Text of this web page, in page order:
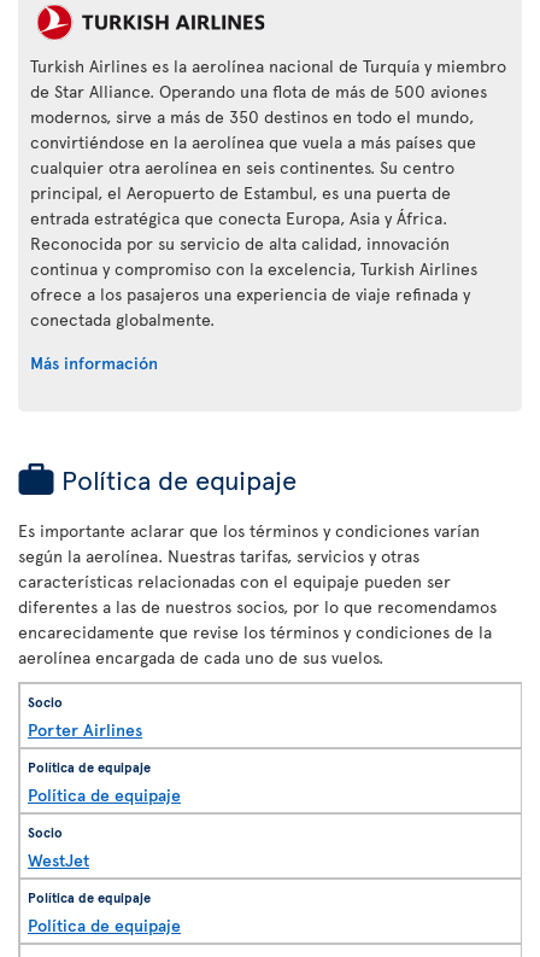
Turkish Airlines es la aerolínea nacional de Turquía y miembro
de Star Alliance. Operando una flota de más de 500 aviones
modernos, sirve a más de 350 destinos en todo el mundo,
convirtiéndose en la aerolínea que vuela a más países que
cualquier otra aerolínea en seis continentes. Su centro
principal, el Aeropuerto de Estambul, es una puerta de
entrada estratégica que conecta Europa, Asia y África.
Reconocida por su servicio de alta calidad, innovación
continua y compromiso con la excelencia, Turkish Airlines
ofrece a los pasajeros una experiencia de viaje refinada y
conectada globalmente.
Más información
Política de equipaje
Es importante aclarar que los términos y condiciones varían
según la aerolínea. Nuestras tarifas, servicios y otras
características relacionadas con el equipaje pueden ser
diferentes a las de nuestros socios, por lo que recomendamos
encarecidamente que revise los términos y condiciones de la
aerolínea encargada de cada uno de sus vuelos.
Porter Airlines
Política de equipaje
WestJet
Política de equipaje